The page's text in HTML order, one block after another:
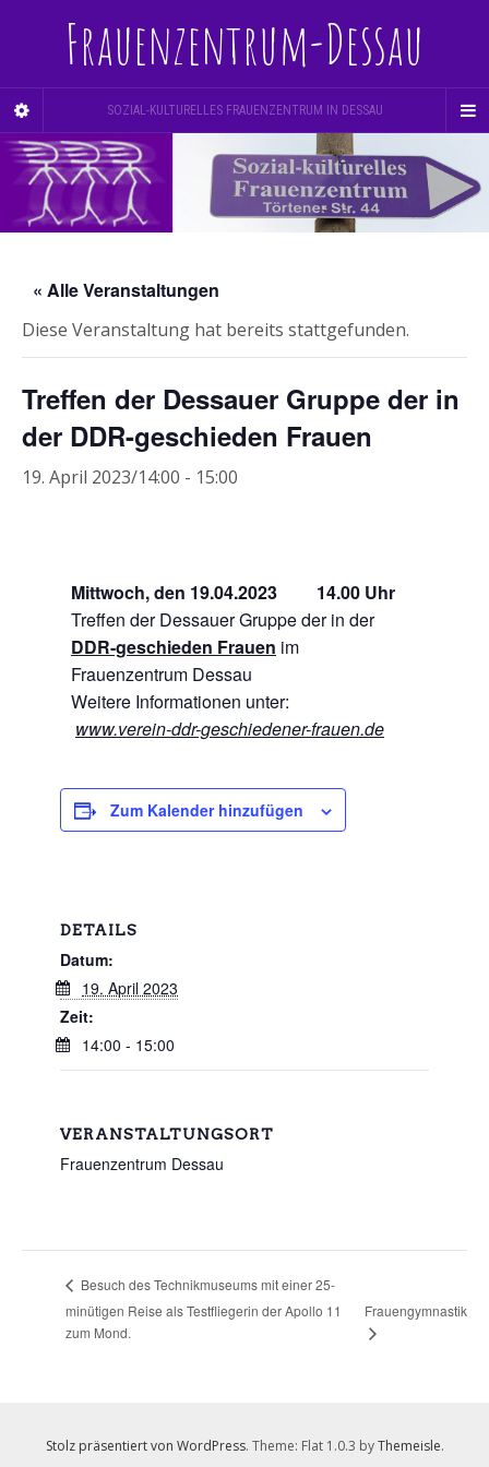
Frauenzentrum-Dessau
SOZIAL-KULTURELLES FRAUENZENTRUM IN DESSAU
« Alle Veranstaltungen
Diese Veranstaltung hat bereits stattgefunden.
Treffen der Dessauer Gruppe der in
der DDR-geschieden Frauen
19. April 2023/14:00 - 15:00
Mittwoch, den 19.04.2023 14.00 Uhr
Treffen der Dessauer Gruppe der in der
DDR-geschieden Frauen im
Frauenzentrum Dessau
Weitere Informationen unter:
www.verein-ddr-geschiedener-frauen.de
Zum Kalender hinzufügen
DETAILS
Datum:
19. April 2023
Zeit:
14:00 - 15:00
VERANSTALTUNGSORT
Frauenzentrum Dessau
Besuch des Technikmuseums mit einer 25-
minütigen Reise als Testfliegerin der Apollo 11
zum Mond.
Frauengymnastik
Stolz präsentiert von WordPress. Theme: Flat 1.0.3 byThemeisle.